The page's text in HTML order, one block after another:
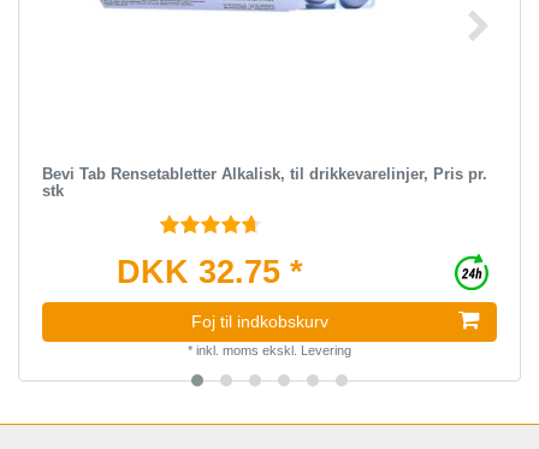
Bevi Tab Rensetabletter Alkalisk, til drikkevarelinjer, Pris pr.
stk
DKK 32.75 *
Foj til indkobskurv
* inkl. moms ekskl. Levering